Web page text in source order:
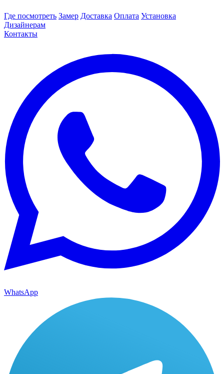
Где посмотреть Замер Доставка Оплата Установка
Дизайнерам
Контакты
WhatsApp